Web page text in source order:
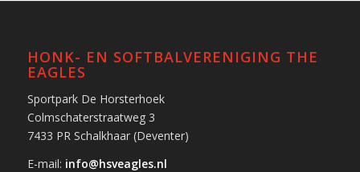
HONK- EN SOFTBALVERENIGING THE
EAGLES
Sportpark De Horsterhoek
Colmschaterstraatweg 3
7433 PR Schalkhaar (Deventer)
E-mail: info@hsveagles.nl